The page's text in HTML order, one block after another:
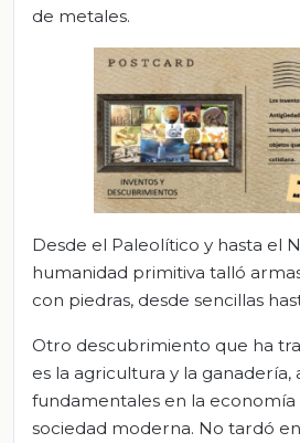
de metales.
Desde el Paleolítico y hasta el
humanidad primitiva talló
con piedras, desde sencillas
Otro descubrimiento que ha
es la agricultura y la ganadería,
fundamentales en la
sociedad moderna. No tardó